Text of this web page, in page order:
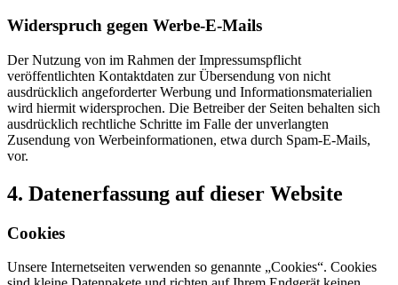
Widerspruch gegen Werbe-E-Mails
Der Nutzung von im Rahmen der Impressumspflicht
veröffentlichten Kontaktdaten zur Übersendung von nicht
ausdrücklich angeforderter Werbung und Informationsmaterialien
wird hiermit widersprochen. Die Betreiber der Seiten behalten sich
ausdrücklich rechtliche Schritte im Falle der unverlangten
Zusendung von Werbeinformationen, etwa durch Spam-E-Mails,
vor.
4. Datenerfassung auf dieser Website
Cookies
Unsere Internetseiten verwenden so genannte „Cookies“. Cookies